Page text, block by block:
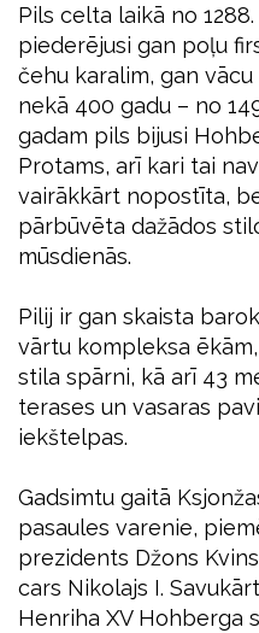
Pils celta laikā no 1288.
piederējusi gan poļu
čehu karalim, gan
nekā 400 gadu – no
gadam pils bijusi
Protams, arī kari tai
vairākkārt nopostīta,
pārbūvēta dažādos
mūsdienās.
Pilij ir gan skaista
vārtu kompleksa
stila spārni, kā arī 43
terases un vasaras
iekštelpas.
Gadsimtu gaitā
pasaules varenie,
prezidents Džons
cars Nikolajs I.
Henriha XV Hohberga